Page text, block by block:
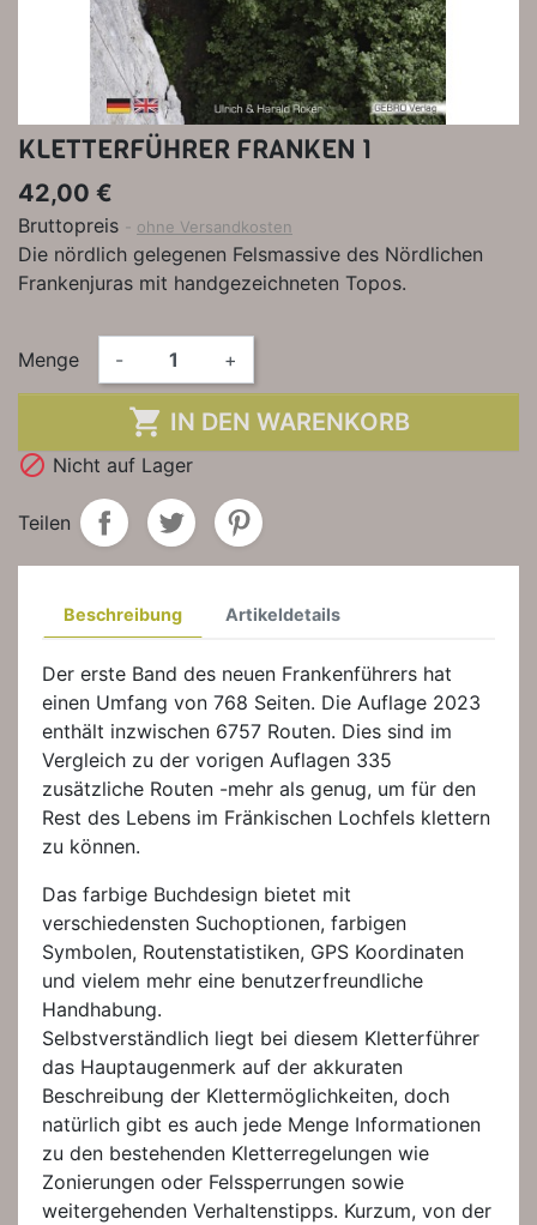
KLETTERFÜHRER FRANKEN 1
42,00 €
Bruttopreis ohne Versandkosten
Die nördlich gelegenen Felsmassive des Nördlichen
Frankenjuras mit handgezeichneten Topos.
Menge - +
 IN DEN WARENKORB
 Nicht auf Lager
Teilen
Beschreibung Artikeldetails
Der erste Band des neuen Frankenführers hat
einen Umfang von 768 Seiten. Die Auflage 2023
enthält inzwischen 6757 Routen. Dies sind im
Vergleich zu der vorigen Auflagen 335
zusätzliche Routen -mehr als genug, um für den
Rest des Lebens im Fränkischen Lochfels klettern
zu können.
Das farbige Buchdesign bietet mit
verschiedensten Suchoptionen, farbigen
Symbolen, Routenstatistiken, GPS Koordinaten
und vielem mehr eine benutzerfreundliche
Handhabung.
Selbstverständlich liegt bei diesem Kletterführer
das Hauptaugenmerk auf der akkuraten
Beschreibung der Klettermöglichkeiten, doch
natürlich gibt es auch jede Menge Informationen
zu den bestehenden Kletterregelungen wie
Zonierungen oder Felssperrungen sowie
weitergehenden Verhaltenstipps. Kurzum, von der